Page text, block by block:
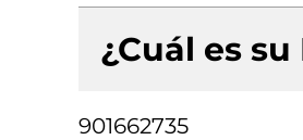
¿Cuál es su
901662735